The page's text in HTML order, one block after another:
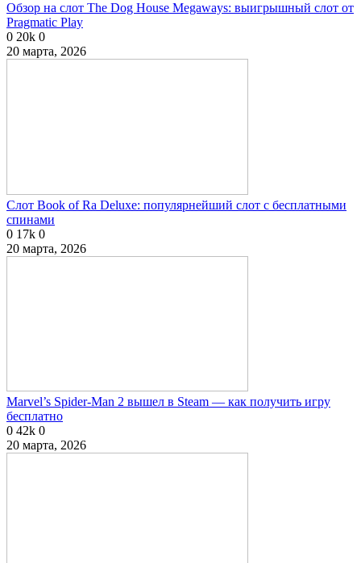
Обзор на слот The Dog House Megaways: выигрышный слот от
Pragmatic Play
0 20k 0
20 марта, 2026
Слот Book of Ra Deluxe: популярнейший слот с бесплатными
спинами
0 17k 0
20 марта, 2026
Marvel’s Spider-Man 2 вышел в Steam — как получить игру
бесплатно
0 42k 0
20 марта, 2026